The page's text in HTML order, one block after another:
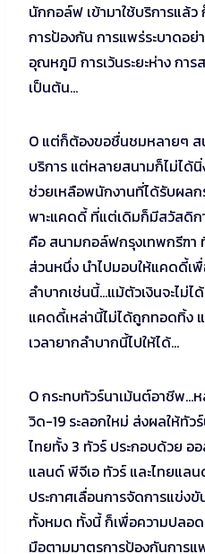
นักกอล์ฟ เข้ามาใช้บริการแล้
การป้องกัน การแพร่ระบาดอย่
อุณหภูมิ การเว้นระยะห่าง กา
เป็นต้น…
O แต่ก็ต้องขอชื่นชมหลายๆ
บริการ แต่หลายสนามก็ไม่ได้
ช่วยเหลือพนักงานที่ได้รับผลก
พาะแคดดี้ ที่แต่เดิมก็มีสวัสดิก
คือ สนามกอล์ฟกรุงเทพกรีฑา
ส่วนหนึ่ง นำไปมอบให้แคดดี้เ
ลำบากเช่นนี้…แม้ตัวเงินจะไม่ไ
แคดดี้เหล่านี้ไม่ได้ถูกทอดทิ้ง แ
เวลายากลำบากนี้ไปให้ได้…
O กระทบทัวร์นาเม้นต์อาชีพ…
วิด-19 ระลอกใหม่ ส่งผลให้ทั
ไทยทั้ง 3 ทัวร์ ประกอบด้วย
แลนด์ พีจีเอ ทัวร์ และไทยแล
ประกาศเลื่อนการจัดการแข่ง
ทั้งหมด ทั้งนี้ ก็เพื่อความปลอด
มือตามมาตรการป้องกันการแ